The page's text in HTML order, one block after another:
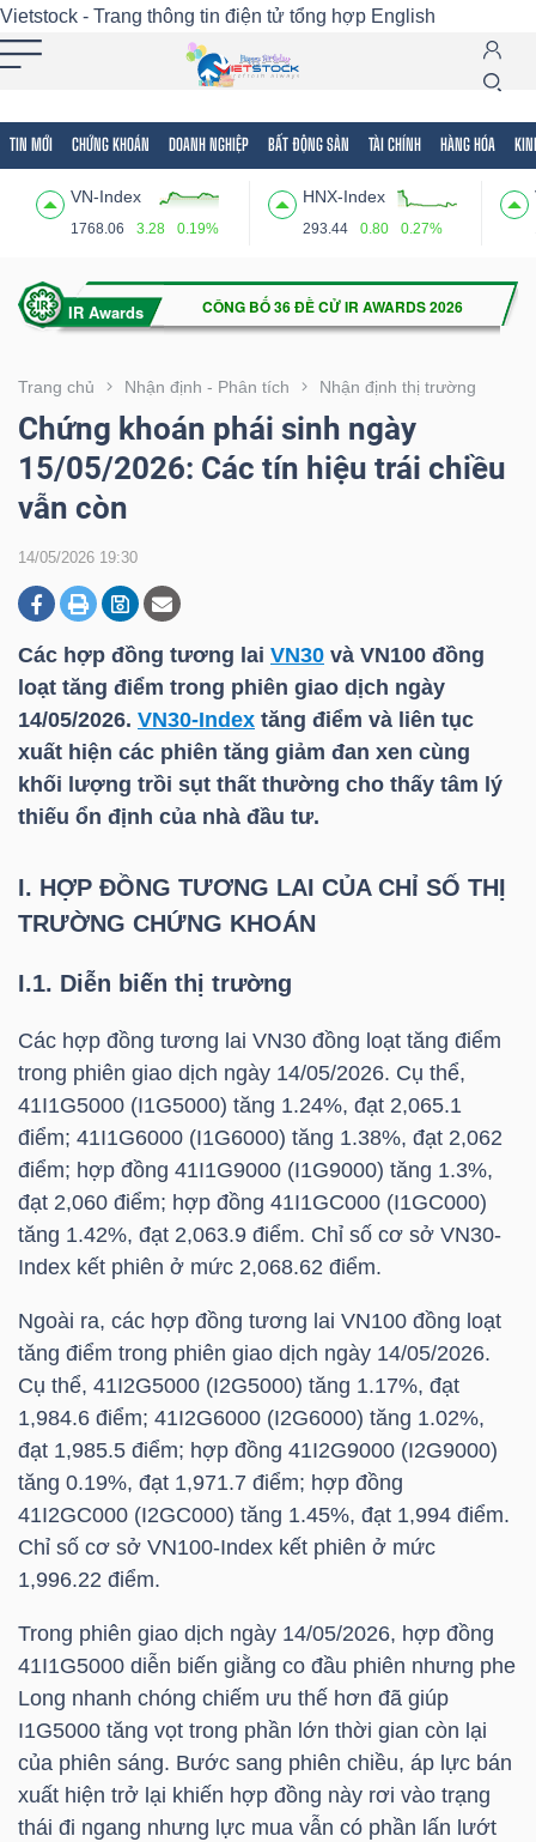
Vietstock - Trang thông tin điện tử tổng hợp English
TIN MỚI CHỨNG KHOÁN DOANH NGHIỆP BẤT ĐỘNG SẢN TÀI CHÍNH HÀNG HÓA
VN-Index
1768.06 3.28 0.19%
HNX-Index
293.44 0.80 0.27%
Trang chủ Nhận định - Phân tích Nhận định thị trường
Chứng khoán phái sinh ngày
15/05/2026: Các tín hiệu trái chiều
vẫn còn
14/05/2026 19:30
Các hợp đồng tương lai VN30 và VN100 đồng
loạt tăng điểm trong phiên giao dịch ngày
14/05/2026. VN30-Index tăng điểm và liên tục
xuất hiện các phiên tăng giảm đan xen cùng
khối lượng trồi sụt thất thường cho thấy tâm lý
thiếu ổn định của nhà đầu tư.
I. HỢP ĐỒNG TƯƠNG LAI CỦA CHỈ SỐ THỊ
TRƯỜNG CHỨNG KHOÁN
I.1. Diễn biến thị trường
Các hợp đồng tương lai VN30 đồng loạt tăng điểm
trong phiên giao dịch ngày 14/05/2026. Cụ thể,
41I1G5000 (I1G5000) tăng 1.24%, đạt 2,065.1
điểm; 41I1G6000 (I1G6000) tăng 1.38%, đạt 2,062
điểm; hợp đồng 41I1G9000 (I1G9000) tăng 1.3%,
đạt 2,060 điểm; hợp đồng 41I1GC000 (I1GC000)
tăng 1.42%, đạt 2,063.9 điểm. Chỉ số cơ sở VN30-
Index kết phiên ở mức 2,068.62 điểm.
Ngoài ra, các hợp đồng tương lai VN100 đồng loạt
tăng điểm trong phiên giao dịch ngày 14/05/2026.
Cụ thể, 41I2G5000 (I2G5000) tăng 1.17%, đạt
1,984.6 điểm; 41I2G6000 (I2G6000) tăng 1.02%,
đạt 1,985.5 điểm; hợp đồng 41I2G9000 (I2G9000)
tăng 0.19%, đạt 1,971.7 điểm; hợp đồng
41I2GC000 (I2GC000) tăng 1.45%, đạt 1,994 điểm.
Chỉ số cơ sở VN100-Index kết phiên ở mức
1,996.22 điểm.
Trong phiên giao dịch ngày 14/05/2026, hợp đồng
41I1G5000 diễn biến giằng co đầu phiên nhưng phe
Long nhanh chóng chiếm ưu thế hơn đã giúp
I1G5000 tăng vọt trong phần lớn thời gian còn lại
của phiên sáng. Bước sang phiên chiều, áp lực bán
xuất hiện trở lại khiến hợp đồng này rơi vào trạng
thái đi ngang nhưng lực mua vẫn có phần lấn lướt
Tất cả Tính năng Ngành Mã chứng khoán
Tính
(-)
VIETSTOCK
CHỨNG
KHOÁN
DOANH
NGHIỆP
BẤT
ĐỘNG
SẢN
CHÍNH
HÀNG
KINH
TẾ
THẾ
GIỚI
ĐÔNG
DƯƠNG
TÀI
CHÍNH
CÁ
NHÂN